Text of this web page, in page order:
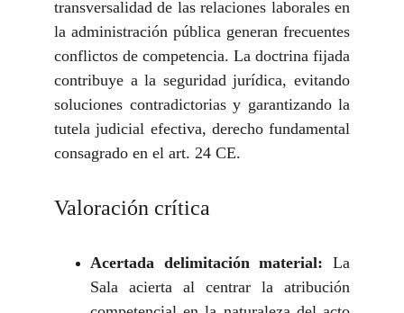
transversalidad de las relaciones laborales en
la administración pública generan frecuentes
conflictos de competencia. La doctrina fijada
contribuye a la seguridad jurídica, evitando
soluciones contradictorias y garantizando la
tutela judicial efectiva, derecho fundamental
consagrado en el art. 24 CE.
Valoración crítica
Acertada delimitación material: La
Sala acierta al centrar la atribución